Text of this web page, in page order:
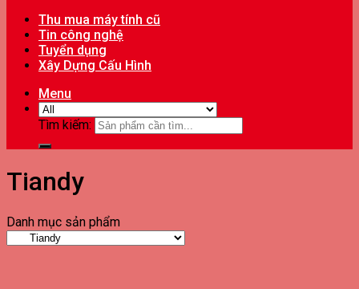
Thu mua máy tính cũ
Tin công nghệ
Tuyển dụng
Xây Dựng Cấu Hình
Menu
Tìm kiếm:
Tiandy
Danh mục sản phẩm